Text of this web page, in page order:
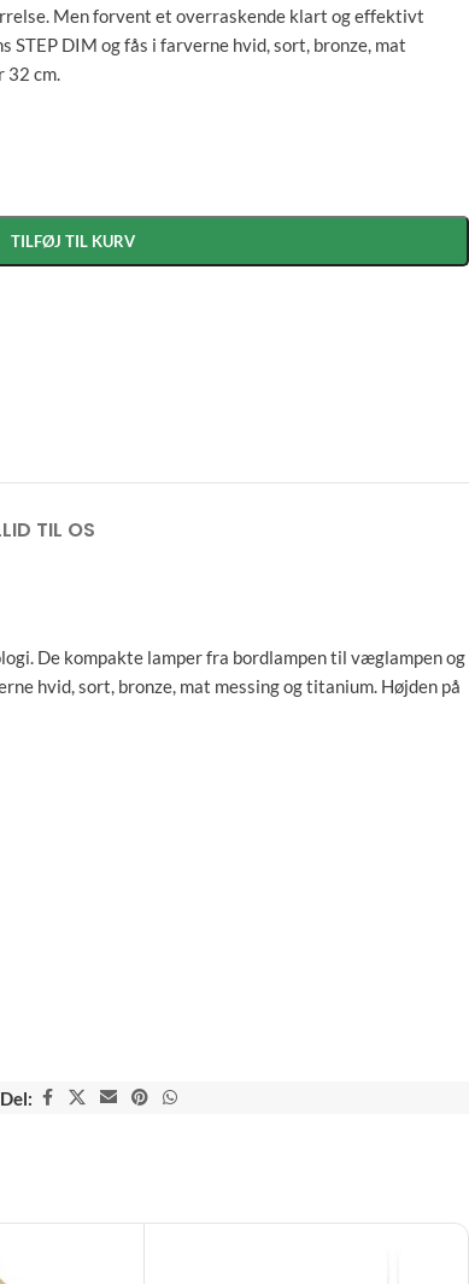
Men forvent et overraskende klart og effektivt
STEP DIM og fås i farverne hvid, sort, bronze, mat
32 cm.
TILFØJ TIL KURV
TIL OS
De kompakte lamper fra bordlampen til væglampen og
hvid, sort, bronze, mat messing og titanium. Højden på
Del: